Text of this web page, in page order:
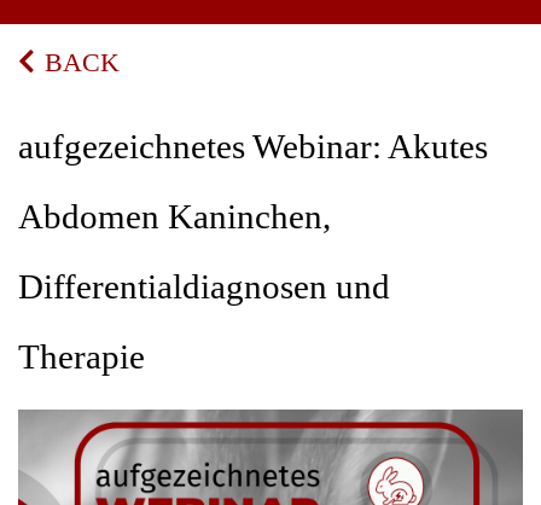
BACK
aufgezeichnetes Webinar: Akutes
Abdomen Kaninchen,
Differentialdiagnosen und
Therapie